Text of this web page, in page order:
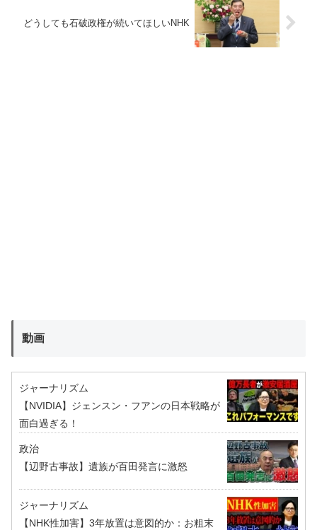
どうしても石破政権が続いてほしいNHK
動画
ジャーナリズム
【NVIDIA】ジェンスン・フアンの日本戦略が
面白過ぎる！
政治
【辺野古事故】遺族が百田発言に激怒
ジャーナリズム
【NHK性加害】3年放置は意図的か：お粗末